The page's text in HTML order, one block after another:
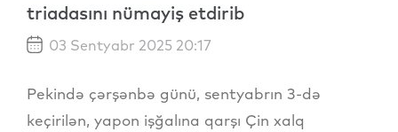
triadasını nümayiş etdirib
03 Sentyabr 2025 20:17
Pekində çərşənbə günü, sentyabrın 3-də
keçirilən, yapon işğalına qarşı Çin xalq